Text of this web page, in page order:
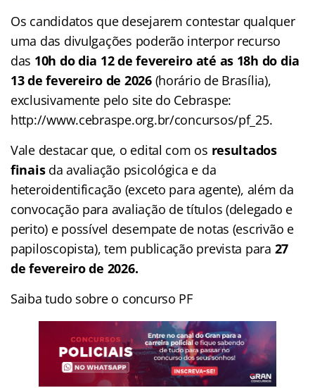
Os candidatos que desejarem contestar qualquer
uma das divulgações poderão interpor recurso
das 10h do dia 12 de fevereiro até as 18h do dia
13 de fevereiro de 2026(horário de Brasília),
exclusivamente pelo site do Cebraspe:
http://www.cebraspe.org.br/concursos/pf_25.
Vale destacar que, o edital com os resultados
finaisda avaliação psicológica e da
heteroidentificação (exceto para agente), além da
convocação para avaliação de títulos (delegado e
perito) e possível desempate de notas (escrivão e
papiloscopista), tem publicação prevista para 27
de fevereiro de 2026.
Saiba tudo sobre o concurso PF